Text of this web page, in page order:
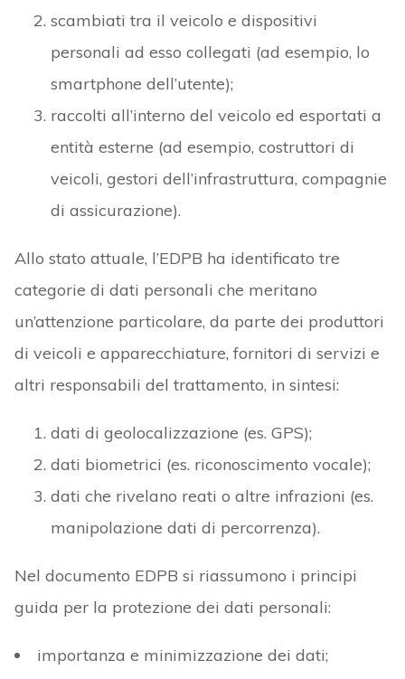
scambiati tra il veicolo e dispositivi
personali ad esso collegati (ad esempio, lo
smartphone dell’utente);
raccolti all’interno del veicolo ed esportati a
entità esterne (ad esempio, costruttori di
veicoli, gestori dell’infrastruttura, compagnie
di assicurazione).
Allo stato attuale, l’EDPB ha identificato tre
categorie di dati personali che meritano
un’attenzione particolare, da parte dei produttori
di veicoli e apparecchiature, fornitori di servizi e
altri responsabili del trattamento, in sintesi:
dati di geolocalizzazione (es. GPS);
dati biometrici (es. riconoscimento vocale);
dati che rivelano reati o altre infrazioni (es.
manipolazione dati di percorrenza).
Nel documento EDPB si riassumono i principi
guida per la protezione dei dati personali:
importanza e minimizzazione dei dati;